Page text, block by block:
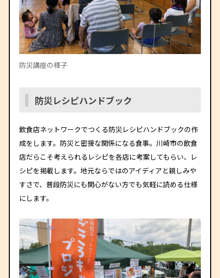
防災講座の様子
防災レシピハンドブック
飲食店ネットワークでつくる防災レシピハンドブックの作
成をします。防災と密接な関係になる食事。川崎市の飲食
店だらこそ考えられるレシピを各店に考案してもらい、レ
シピを掲載します。地元ならではのアイディアと親しみや
すさで、普段防災にも関心がない方でも気軽に読める仕様
にします。